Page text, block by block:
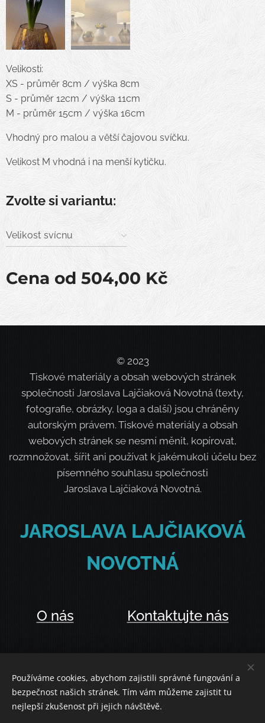
Velikosti:
XS - průměr 8cm / výška 8cm
S - průměr 12cm / výška 11cm
M - průměr 15cm / výška 16cm
Vhodný pro malou a větší čajovou svíčku.
Velikost M vhodná i na menší kytičku.
Zvolte si variantu:
Velikost svícnu
Cena od 504,00 Kč
© 2023
Tiskové materiály a obsah webových stránek
společnosti Jaroslava Lajčiaková Novotná (texty,
fotografie, obrázky, loga a další) jsou chráněny
autorským právem. Tiskové materiály a obsah
webových stránek se nesmí měnit, kopírovat,
rozmnožovat, šířit ani používat k jakémukoli účelu bez
písemného souhlasu společnosti
Jaroslava Lajčiaková Novotná.
JAROSLAVALAJČIAKOVÁ
NOVOTNÁ
O nás Kontaktujte nás
Vytvořeno službouWebnode Cookies
Používáme cookies, abychom zajistili správné fungování a
bezpečnost našich stránek. Tím vám můžeme zajistit tu
nejlepší zkušenost při jejich návštěvě.